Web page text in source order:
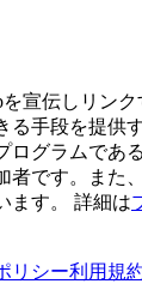
宣伝しリン
る手段を提供
ログラムであ
です。また、
ます。 詳細は
リシー利用規